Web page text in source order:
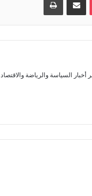
السياسة والرياضة والاقتصاد